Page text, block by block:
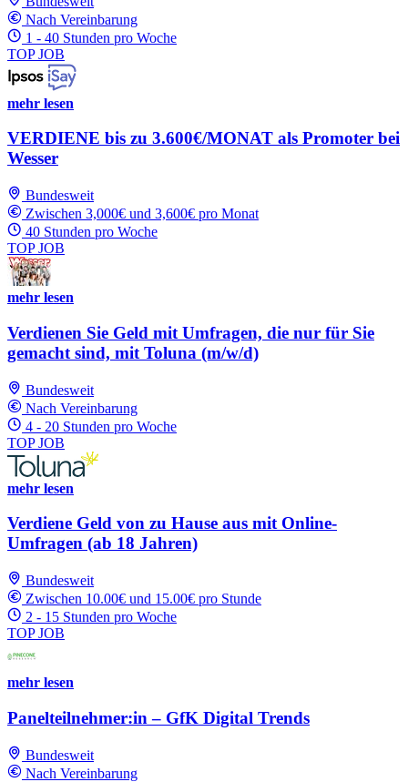
Nach Vereinbarung
1 - 40 Stunden pro Woche
TOP JOB
mehr lesen
VERDIENE bis zu 3.600€/MONAT als Promoter bei
Wesser
Bundesweit
Zwischen 3,000€ und 3,600€ pro Monat
40 Stunden pro Woche
TOP JOB
mehr lesen
Verdienen Sie Geld mit Umfragen, die nur für Sie
gemacht sind, mit Toluna (m/w/d)
Bundesweit
Nach Vereinbarung
4 - 20 Stunden pro Woche
TOP JOB
mehr lesen
Verdiene Geld von zu Hause aus mit Online-
Umfragen (ab 18 Jahren)
Bundesweit
Zwischen 10.00€ und 15.00€ pro Stunde
2 - 15 Stunden pro Woche
TOP JOB
mehr lesen
Panelteilnehmer:in – GfK Digital Trends
Bundesweit
Nach Vereinbarung